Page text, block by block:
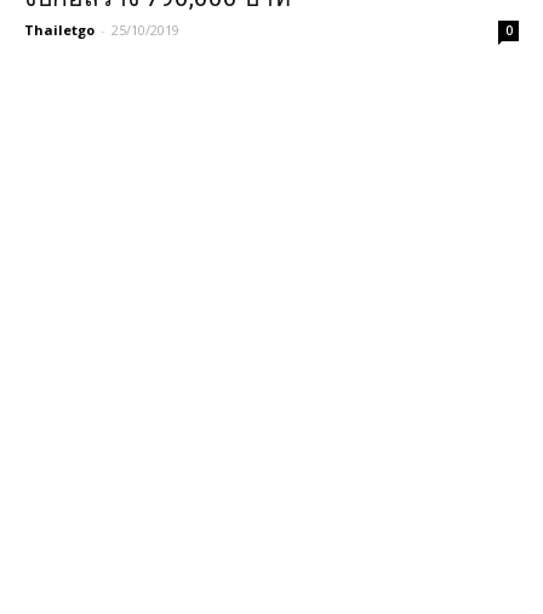
Thailetgo - 25/10/2019 0